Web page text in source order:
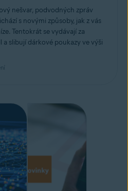
nešvar, podvodných zpráv
s novými způsoby, jak z vás
Tentokrát se vydávají za
a slibují dárkové poukazy ve výši